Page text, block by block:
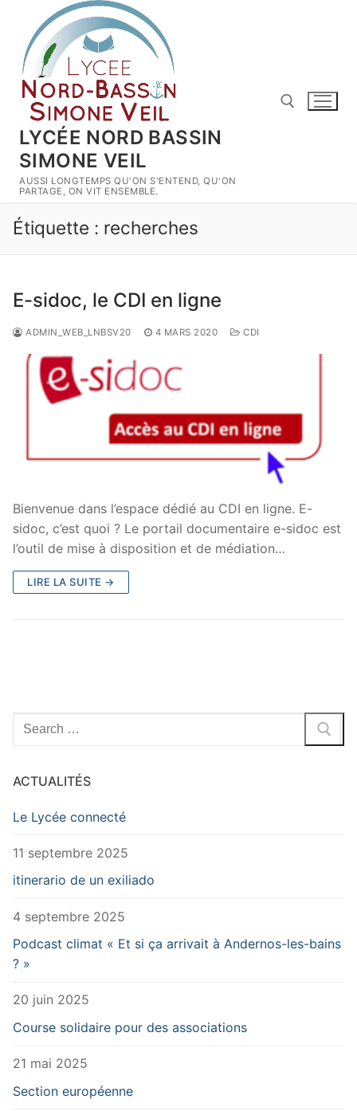
contenu
LYCÉE NORD BASSIN
SIMONE VEIL
AUSSI LONGTEMPS QU'ON S'ENTEND, QU'ON
PARTAGE, ON VIT ENSEMBLE.
Étiquette : recherches
E-sidoc, le CDI en ligne
ADMIN_WEB_LNBSV20 4 MARS 2020 CDI
Bienvenue dans l’espace dédié au CDI en ligne. E-
sidoc, c’est quoi ? Le portail documentaire e-sidoc est
l’outil de mise à disposition et de médiation…
LIRE LA SUITE →
Rechercher
:
ACTUALITÉS
Le Lycée connecté
11 septembre 2025
itinerario de un exiliado
4 septembre 2025
Podcast climat « Et si ça arrivait à Andernos-les-bains
? »
20 juin 2025
Course solidaire pour des associations
21 mai 2025
Section européenne